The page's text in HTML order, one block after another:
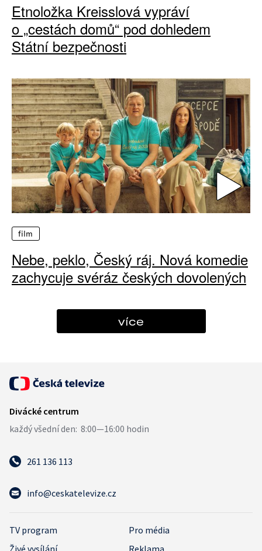
Etnoložka Kreisslová vypráví
o „cestách domů“ pod dohledem
Státní bezpečnosti
film
Nebe, peklo, Český ráj. Nová komedie
zachycuje svéráz českých dovolených
více
261 136 113
info@ceskatelevize.cz
TV program
Pro média